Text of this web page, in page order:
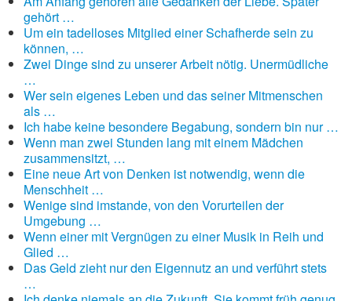
gehört …
Um ein tadelloses Mitglied einer Schafherde sein zu
können, …
Zwei Dinge sind zu unserer Arbeit nötig. Unermüdliche
…
Wer sein eigenes Leben und das seiner Mitmenschen
als …
Ich habe keine besondere Begabung, sondern bin nur …
Wenn man zwei Stunden lang mit einem Mädchen
zusammensitzt, …
Eine neue Art von Denken ist notwendig, wenn die
Menschheit …
Wenige sind imstande, von den Vorurteilen der
Umgebung …
Wenn einer mit Vergnügen zu einer Musik in Reih und
Glied …
Das Geld zieht nur den Eigennutz an und verführt stets
…